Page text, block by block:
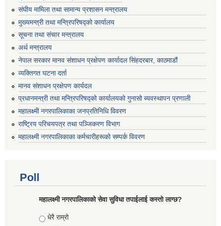
संघीय मामिला तथा सामान्य प्रशासन मन्त्रालय
मुख्यमन्त्री तथा मन्त्रिपरिषद्को कार्यालय
सूचना तथा संचार मन्त्रालय
अर्थ मन्त्रालय
नेपाल सरकार मानव संशाधन प्रक्षेपण कार्यादल सिंहदरबार, काठमाडौं
व्यक्तिगत घटना दर्ता
मानव संशाधन प्रक्षेपण कार्यदल
प्रधानमन्त्री तथा मन्त्रिपरिषद्को कार्यालयको गुनासो ब्यवस्थापन प्रणाली
महालक्ष्मी नगरपालिकाका जनप्रतिनिधि विवरण
राष्ट्रिय परिचयपत्र तथा पञ्जिकरण विभाग
महालक्ष्मी नगरपालिकाका कर्मचारीहरूको सम्पर्क विवरण
Poll
महालक्ष्मी नगरपालिकाको सेवा सुविधा तपाईलाई कस्तो लाग्छ?
Choices
धेरै राम्रो